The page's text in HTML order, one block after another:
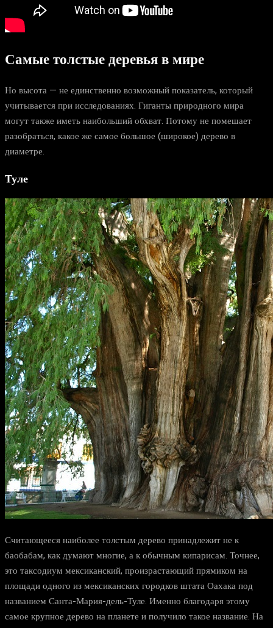
Самые толстые деревья в мире
Но высота — не единственно возможный показатель, который
учитывается при исследованиях. Гиганты природного мира
могут также иметь наибольший обхват. Потому не помешает
разобраться, какое же самое большое (широкое) дерево в
диаметре.
Туле
Считающееся наиболее толстым дерево принадлежит не к
баобабам, как думают многие, а к обычным кипарисам. Точнее,
это таксодиум мексиканский, произрастающий прямиком на
площади одного из мексиканских городков штата Оахака под
названием Санта-Мария-дель-Туле. Именно благодаря этому
самое крупное дерево на планете и получило такое название. На